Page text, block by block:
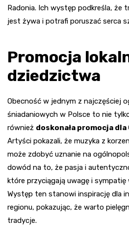
Radonia. Ich występ podkreśla, że
jest żywa i potrafi poruszać serca
Promocja
dziedzictwa
Obecność w jednym z najczęściej
śniadaniowych w Polsce to nie
również doskonała promocja
Artyści pokazali, że muzyka z
może zdobyć uznanie na
dowód na to, że pasja i
które przyciągają uwagę i sympatię
Występ ten stanowi inspirację dla
regionu, pokazując, że warto
tradycje.